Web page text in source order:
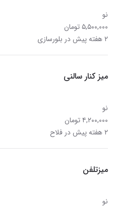
نو
۵,۵۰۰,۰۰۰ تومان
۲ هفته پیش در بلورسازی
میز کنار سالنی
نو
۴,۲۰۰,۰۰۰ تومان
۲ هفته پیش در فلاح
میزتلفن
نو